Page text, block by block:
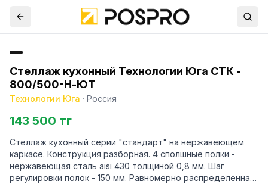
Стеллаж кухонный Технологии Юга СТК -
800/500-Н-ЮТ
Технологии Юга · Россия
143 500 тг
Стеллаж кухонный серии "стандарт" на нержавеющем
каркасе. Конструкция разборная. 4 сполшные полки -
нержавеющая сталь aisi 430 толщиной 0,8 мм. Шаг
регулировки полок - 150 мм. Равномерно распределенная